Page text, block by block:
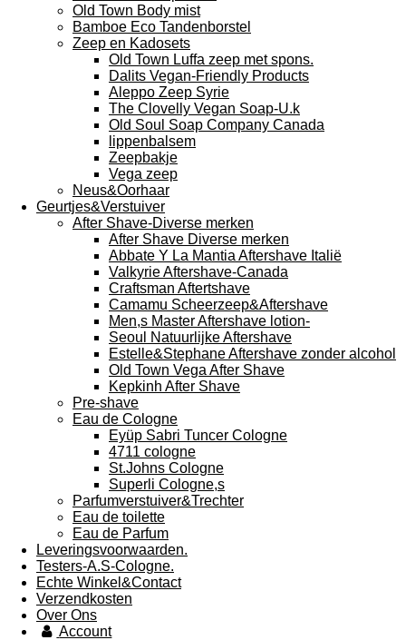
Old Town Body mist
Bamboe Eco Tandenborstel
Zeep en Kadosets
Old Town Luffa zeep met spons.
Dalits Vegan-Friendly Products
Aleppo Zeep Syrie
The Clovelly Vegan Soap-U.k
Old Soul Soap Company Canada
lippenbalsem
Zeepbakje
Vega zeep
Neus&Oorhaar
Geurtjes&Verstuiver
After Shave-Diverse merken
After Shave Diverse merken
Abbate Y La Mantia Aftershave Italië
Valkyrie Aftershave-Canada
Craftsman Aftertshave
Camamu Scheerzeep&Aftershave
Men,s Master Aftershave lotion-
Seoul Natuurlijke Aftershave
Estelle&Stephane Aftershave zonder alcohol
Old Town Vega After Shave
Kepkinh After Shave
Pre-shave
Eau de Cologne
Eyüp Sabri Tuncer Cologne
4711 cologne
St.Johns Cologne
Superli Cologne,s
Parfumverstuiver&Trechter
Eau de toilette
Eau de Parfum
Leveringsvoorwaarden.
Testers-A.S-Cologne.
Echte Winkel&Contact
Verzendkosten
Over Ons
Account